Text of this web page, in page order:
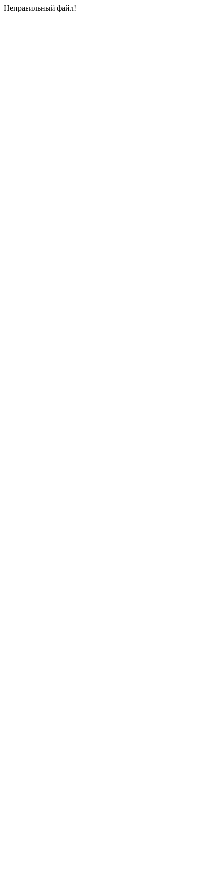
Неправильный файл!